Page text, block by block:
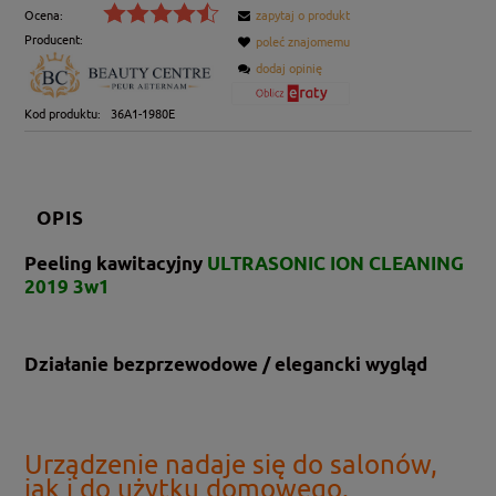
Ocena:
Producent:
Kod produktu: 36A1-1980E
zapytaj o produkt
poleć znajomemu
dodaj opinię
OPIS
Peeling kawitacyjny ULTRASONIC ION CLEANING
2019 3w1
Działanie bezprzewodowe / elegancki wygląd
Urządzenie nadaje się do salonów,
jak i do użytku domowego.